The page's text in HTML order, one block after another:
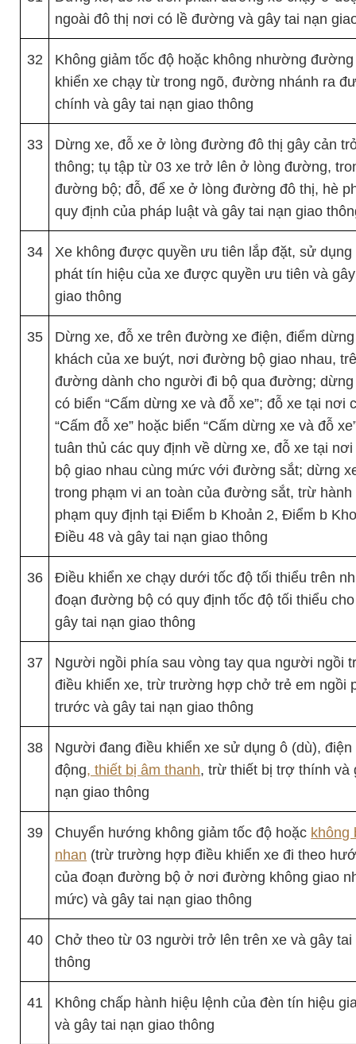
ngoài đô thị nơi có lề đường và gây tai nạn
32
Không giảm tốc độ hoặc không nhường
khiển xe chạy từ trong ngõ, đường nhánh ra
chính và gây tai nạn giao thông
33
Dừng xe, đỗ xe ở lòng đường đô thị gây cản
thông; tụ tập từ 03 xe trở lên ở lòng đường,
đường bộ; đỗ, để xe ở lòng đường đô thị, hè
quy định của pháp luật và gây tai nạn giao
34
Xe không được quyền ưu tiên lắp đặt, sử dụng
phát tín hiệu của xe được quyền ưu tiên và
giao thông
35
Dừng xe, đỗ xe trên đường xe điện, điểm
khách của xe buýt, nơi đường bộ giao nhau,
đường dành cho người đi bộ qua đường;
có biển “Cấm dừng xe và đỗ xe”; đỗ xe tại nơi
“Cấm đỗ xe” hoặc biển “Cấm dừng xe và đỗ
tuân thủ các quy định về dừng xe, đỗ xe tại
bộ giao nhau cùng mức với đường sắt; dừng
trong phạm vi an toàn của đường sắt, trừ hành
phạm quy định tại Điểm b Khoản 2, Điểm b
Điều 48 và gây tai nạn giao thông
36
Điều khiển xe chạy dưới tốc độ tối thiểu trên
đoạn đường bộ có quy định tốc độ tối thiểu
gây tai nạn giao thông
37
Người ngồi phía sau vòng tay qua người ngồi
điều khiển xe, trừ trường hợp chở trẻ em ngồi
trước và gây tai nạn giao thông
38
Người đang điều khiển xe sử dụng ô (dù), điện
động, thiết bị âm thanh, trừ thiết bị trợ thính và
nạn giao thông
39 Chuyển hướng không giảm tốc độ hoặc không
nhan (trừ trường hợp điều khiển xe đi theo
của đoạn đường bộ ở nơi đường không giao
mức) và gây tai nạn giao thông
40
Chở theo từ 03 người trở lên trên xe và gây tai
thông
41
Không chấp hành hiệu lệnh của đèn tín hiệu
và gây tai nạn giao thông